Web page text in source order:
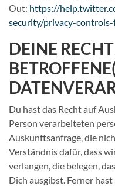
Out: https://
security/privacy-
DEINE
Du hast das Recht auf
Person verarbeiteten
Auskunftsanfrage, die
Verständnis dafür, dass
verlangen, die belegen,
Dich ausgibst. Ferner